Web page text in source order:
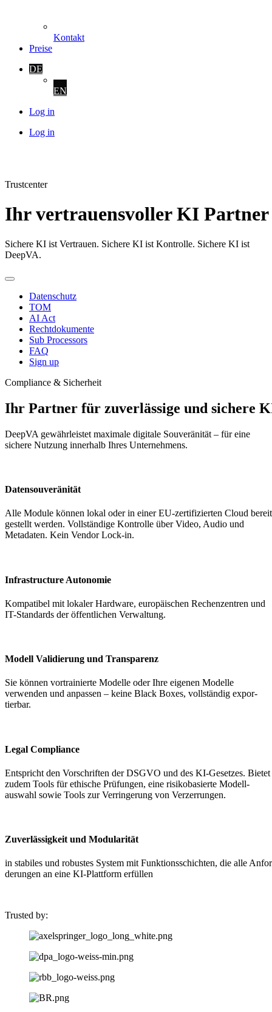
Kontakt
Preise
DE
EN
Log in
Log in
Trust­center
Ihr vertrau­ens­voller KI Partner
Sichere KI ist Vertrauen. Sichere KI ist Kontrolle. Sichere KI ist
DeepVA.
Daten­schutz
TOM
AI Act
Recht­do­ku­mente
Sub Processors
FAQ
Sign up
Compliance & Sicherheit
Ihr Partner für zuver­lässige und sichere
DeepVA gewähr­leistet maximale digitale Souve­rä­nität – für eine
sichere Nutzung innerhalb Ihres Unter­nehmens.
Daten­sou­ve­rä­nität
Alle Module können lokal oder in einer EU-zertifizierten Cloud
ge­stellt werden. Vollständige Kontrolle über Video, Audio und
Metadaten. Kein Vendor Lock-in.
Infra­structure Autonomie
Kompa­tibel mit lokaler Hardware, europäischen Rechen­zentren und
IT-Standards der öffent­lichen Verwaltung.
Modell Validierung und Trans­parenz
Sie können vortrai­nierte Modelle oder Ihre eigenen Modelle
verwenden und anpassen – keine Black Boxes, vollständig expor­
tierbar.
Legal Compliance
Entspricht den Vorschriften der DSGVO und des KI-Gesetzes. Bietet
zudem Tools für ethische Prüfungen, eine risiko­ba­sierte Modell­
auswahl sowie Tools zur Verrin­gerung von Verzer­rungen.
Zuver­läs­sigkeit und Modula­rität
in stabiles und robustes System mit Funkti­ons­schichten, die alle
de­rungen an eine KI-Plattform erfüllen
Trusted by: